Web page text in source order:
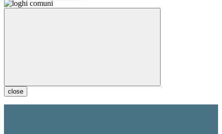
close